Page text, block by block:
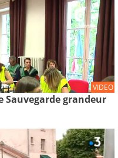
VIDEO
Sauvegarde grandeur